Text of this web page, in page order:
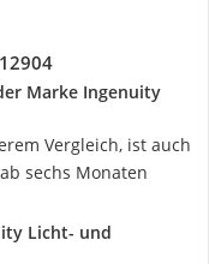
Marke Ingenuity
Vergleich, ist auch
sechs Monaten
Licht- und